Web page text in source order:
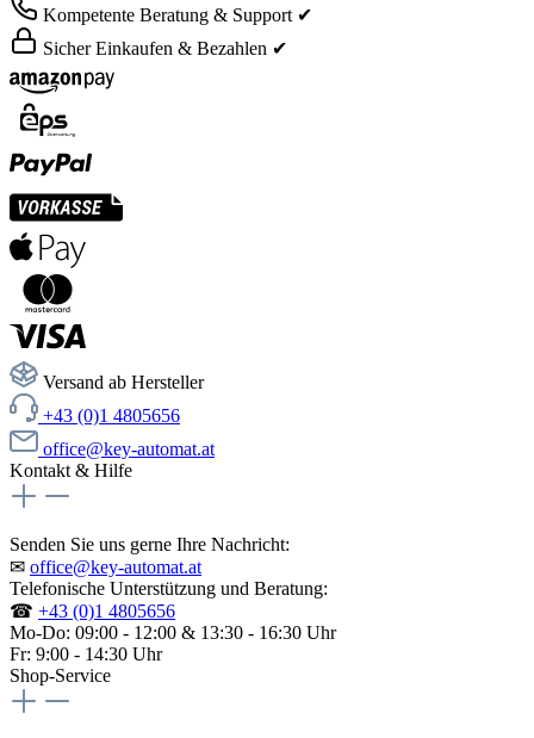
Kompetente Beratung & Support ✔
Sicher Einkaufen & Bezahlen ✔
Versand ab Hersteller
+43 (0)1 4805656
office@key-automat.at
Kontakt & Hilfe
Senden Sie uns gerne Ihre Nachricht:
✉ office@key-automat.at
Telefonische Unterstützung und Beratung:
☎ +43 (0)1 4805656
Mo-Do: 09:00 - 12:00 & 13:30 - 16:30 Uhr
Fr: 9:00 - 14:30 Uhr
Shop-Service